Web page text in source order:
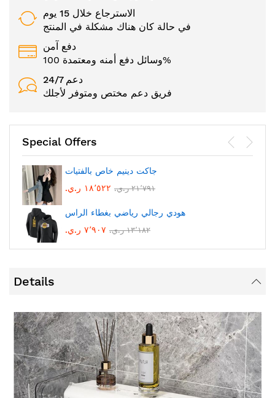
الاسترجاع خلال 15 يوم
في حالة كان هناك مشكلة في المنتج
دفع آمن
وسائل دفع أمنه ومعتمدة 100%
24/7 دعم
فريق دعم مختص ومتوفر لأجلك
Special Offers
جاكت دينيم خاص بالفتيات
١٨٬٥٢٢ ر.ي.‏
٢١٬٧٩١ ر.ي.‏
هودي رجالي رياضي بغطاء الراس
٧٬٩٠٧ ر.ي.‏
١٣٬١٨٢ ر.ي.‏
Details